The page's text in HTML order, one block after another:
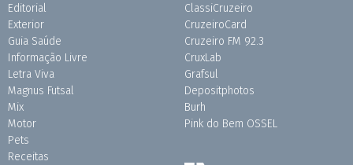
Editorial
Exterior
Guia Saúde
Informação Livre
Letra Viva
Magnus Futsal
Mix
Motor
Pets
Receitas
ClassiCruzeiro
CruzeiroCard
Cruzeiro FM 92.3
CruxLab
Grafsul
Depositphotos
Burh
Pink do Bem OSSEL